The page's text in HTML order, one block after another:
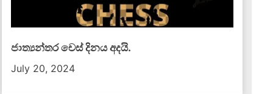
ජාත්‍යන්තර චෙස් දිනය අදයි.
July 20, 2024